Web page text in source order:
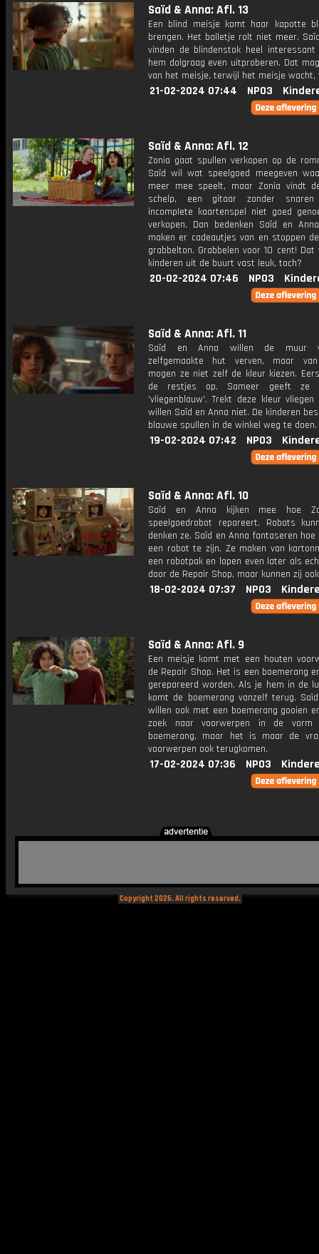
Saïd & Anna: Afl. 13
Een blind meisje komt haar kapotte
brengen. Het balletje rolt niet meer.
vinden de blindenstok heel
hem dolgraag even uitproberen. Dat
van het meisje, terwijl het meisje wacht,
21-02-2024 07:44 NPO3
Saïd & Anna: Afl. 12
Zonia gaat spullen verkopen op de
Saïd wil wat speelgoed meegeven
meer mee speelt, maar Zonia vindt
schelp, een gitaar zonder
incomplete kaartenspel niet goed
verkopen. Dan bedenken Saïd en
maken er cadeautjes van en stoppen
grabbelton. Grabbelen voor 10 cent! Dat
kinderen uit de buurt vast leuk, toch?
20-02-2024 07:46 NPO3
Saïd & Anna: Afl. 11
Saïd en Anna willen de muur
zelfgemaakte hut verven, maar
mogen ze niet zelf de kleur kiezen.
de restjes op. Sameer geeft ze
'vliegenblauw'. Trekt deze kleur
willen Saïd en Anna niet. De kinderen
blauwe spullen in de winkel weg te doen.
19-02-2024 07:42 NPO3
Saïd & Anna: Afl. 10
Saïd en Anna kijken mee hoe
speelgoedrobot repareert. Robots
denken ze. Saïd en Anna fantaseren
een robot te zijn. Ze maken van
een robotpak en lopen even later als
door de Repair Shop, maar kunnen zij
18-02-2024 07:37 NPO3
Saïd & Anna: Afl. 9
Een meisje komt met een houten
de Repair Shop. Het is een boemerang
gerepareerd worden. Als je hem in de
komt de boemerang vanzelf terug.
willen ook met een boemerang gooien
zoek naar voorwerpen in de vorm
boemerang, maar het is maar de
voorwerpen ook terugkomen.
17-02-2024 07:36 NPO3
Copyright 2026. All rights reserved.